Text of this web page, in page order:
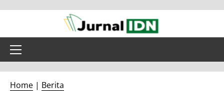
content
Primary
Home | Berita